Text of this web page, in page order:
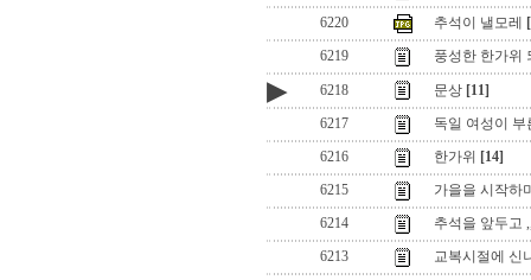
6220
추석이 낼모레
6219
풍성한 한가위
▶ 6218 문상 [11]
6217
독일 여성이
6216
한가위 [14]
6215
가을을 시작하
6214
추석을 앞두고
6213
교복시절에 신